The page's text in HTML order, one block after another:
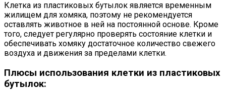
Клетка из пластиковых бутылок является временным
жилищем для хомяка, поэтому не рекомендуется
оставлять животное в ней на постоянной основе. Кроме
того, следует регулярно проверять состояние клетки и
обеспечивать хомяку достаточное количество свежего
воздуха и движения за пределами клетки.
Плюсы использования клетки из пластиковых
бутылок: